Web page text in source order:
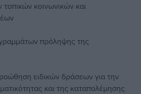
κοινωνικών και
πρόληψης της
ειδικών δράσεων για την
και της καταπολέμησης